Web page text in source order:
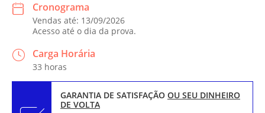
Cronograma
Vendas até: 13/09/2026
Acesso até o dia da prova.
Carga Horária
33 horas
GARANTIA DE SATISFAÇÃO OU SEU DINHEIRO
DE VOLTA